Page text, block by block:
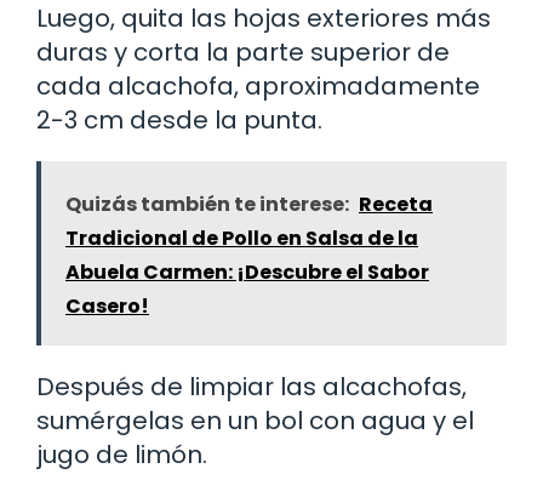
Luego, quita las hojas exteriores más
duras y corta la parte superior de
cada alcachofa, aproximadamente
2-3 cm desde la punta.
Quizás también te interese: Receta
Tradicional de Pollo en Salsa de la
Abuela Carmen: ¡Descubre el Sabor
Casero!
Después de limpiar las alcachofas,
sumérgelas en un bol con agua y el
jugo de limón.